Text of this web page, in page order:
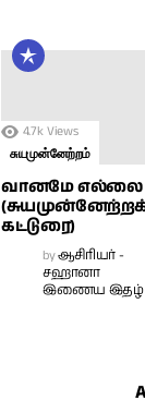
4.7k Views
சுயமுன்னேற்றம்
வானமே எல்லை
கட்டுரை)
byஆசிரியர் -
சஹானா
இணைய இதழ்